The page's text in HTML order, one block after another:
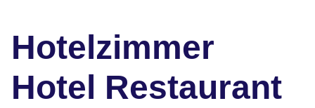
Hotelzimmer
Hotel Restaurant